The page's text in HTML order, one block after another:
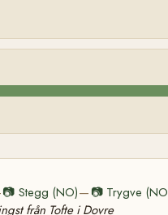
📷 Stegg (NO)— 📷 Trygve
från Tofte i Dovre